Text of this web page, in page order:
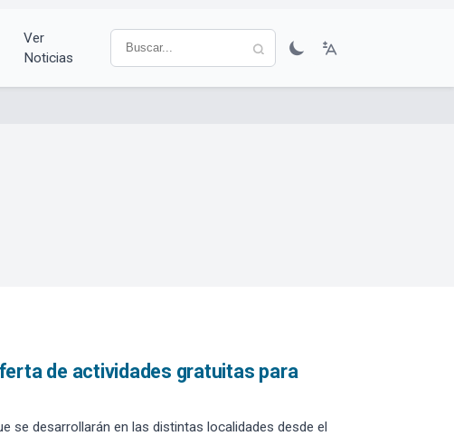
Ver
Noticias
de actividades gratuitas para
se desarrollarán en las distintas localidades desde el